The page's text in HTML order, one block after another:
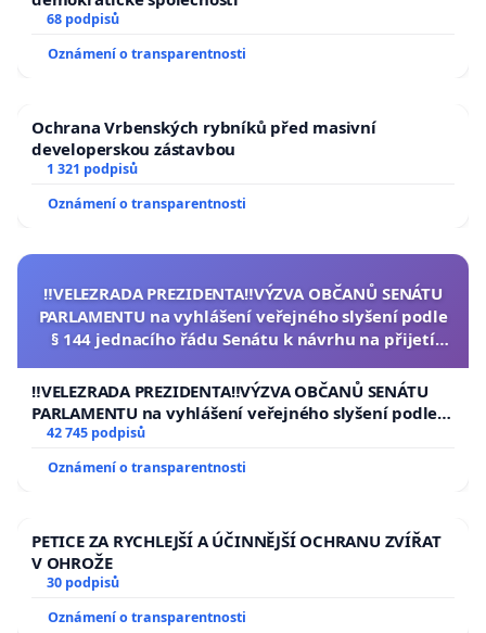
68 podpisů
Oznámení o transparentnosti
Ochrana Vrbenských rybníků před masivní
developerskou zástavbou
1 321 podpisů
Oznámení o transparentnosti
‼️VELEZRADA PREZIDENTA‼️VÝZVA OBČANŮ SENÁTU
PARLAMENTU na vyhlášení veřejného slyšení podle
§ 144 jednacího řádu Senátu k návrhu na přijetí
republiky
‼️VELEZRADA PREZIDENTA‼️VÝZVA OBČANŮ SENÁTU
PARLAMENTU na vyhlášení veřejného slyšení podle §
144 jednacího řádu Senátu k návrhu na přijetí
republiky
42 745 podpisů
Oznámení o transparentnosti
PETICE ZA RYCHLEJŠÍ A ÚČINNĚJŠÍ OCHRANU ZVÍŘAT
V OHROŽE
30 podpisů
Oznámení o transparentnosti